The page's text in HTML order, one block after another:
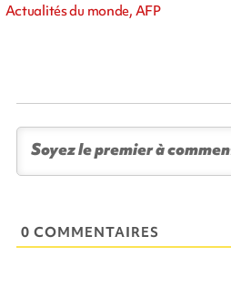
Actualités du monde, AFP
0 COMMENTAIRES